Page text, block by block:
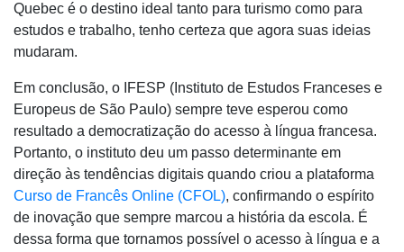
Quebec é o destino ideal tanto para turismo como para
estudos e trabalho, tenho certeza que agora suas ideias
mudaram.
Em conclusão, o IFESP (Instituto de Estudos Franceses e
Europeus de São Paulo) sempre teve esperou como
resultado a democratização do acesso à língua francesa.
Portanto, o instituto deu um passo determinante em
direção às tendências digitais quando criou a plataforma
Curso de Francês Online (CFOL), confirmando o espírito
de inovação que sempre marcou a história da escola. É
dessa forma que tornamos possível o acesso à língua e a